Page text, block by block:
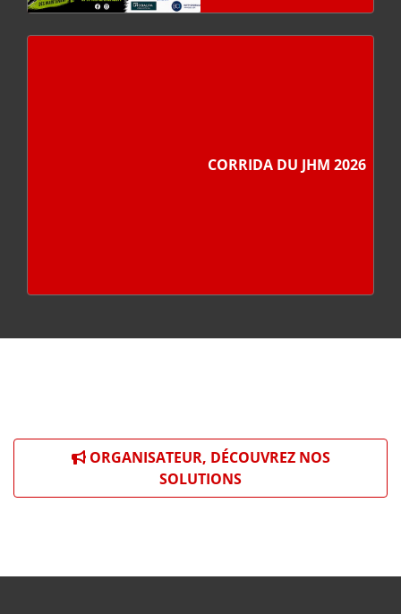
CORRIDA DU JHM 2026
ORGANISATEUR, DÉCOUVREZ NOS
SOLUTIONS